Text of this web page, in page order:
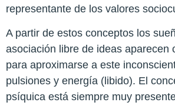
representante de los valores
A partir de estos conceptos los
asociación libre de ideas aparecen
para aproximarse a este
pulsiones y energía (libido). El
psíquica está siempre muy